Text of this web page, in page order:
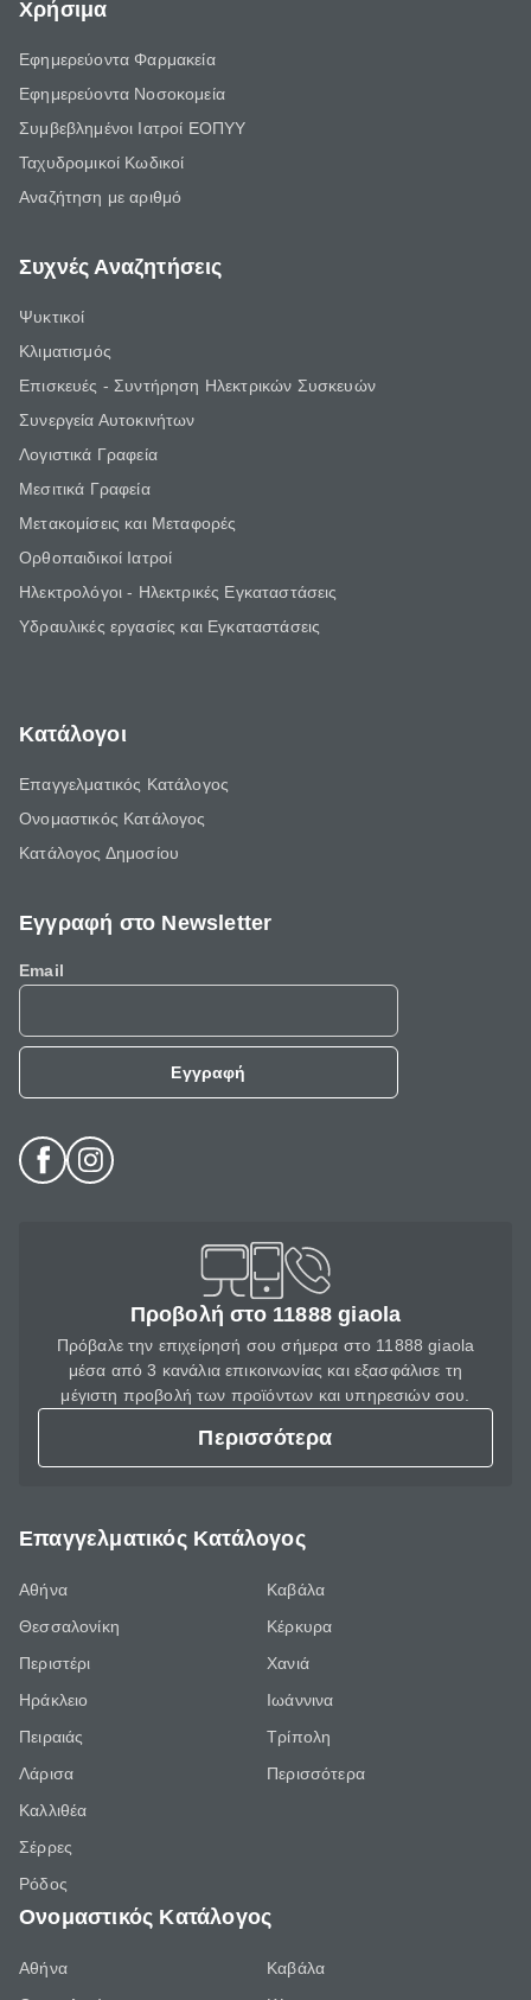
Χρήσιμα
Εφημερεύοντα Φαρμακεία
Εφημερεύοντα Νοσοκομεία
Συμβεβλημένοι Ιατροί ΕΟΠΥΥ
Ταχυδρομικοί Κωδικοί
Αναζήτηση με αριθμό
Συχνές Αναζητήσεις
Ψυκτικοί
Κλιματισμός
Επισκευές - Συντήρηση Ηλεκτρικών Συσκευών
Συνεργεία Αυτοκινήτων
Λογιστικά Γραφεία
Μεσιτικά Γραφεία
Μετακομίσεις και Μεταφορές
Ορθοπαιδικοί Ιατροί
Ηλεκτρολόγοι - Ηλεκτρικές Εγκαταστάσεις
Υδραυλικές εργασίες και Εγκαταστάσεις
Κατάλογοι
Επαγγελματικός Κατάλογος
Ονομαστικός Κατάλογος
Κατάλογος Δημοσίου
Εγγραφή στο Newsletter
Email
Εγγραφή
Προβολή στο 11888 giaola
Πρόβαλε την επιχείρησή σου σήμερα στο 11888 giaola
μέσα από 3 κανάλια επικοινωνίας και εξασφάλισε τη
μέγιστη προβολή των προϊόντων και υπηρεσιών σου.
Περισσότερα
Επαγγελματικός Κατάλογος
Αθήνα
Θεσσαλονίκη
Περιστέρι
Ηράκλειο
Πειραιάς
Λάρισα
Καλλιθέα
Σέρρες
Ρόδος
Καβάλα
Κέρκυρα
Χανιά
Ιωάννινα
Τρίπολη
Περισσότερα
Ονομαστικός Κατάλογος
Αθήνα
Καβάλα